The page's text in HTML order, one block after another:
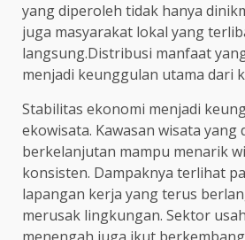
yang diperoleh tidak hanya
juga masyarakat lokal yang
langsung.Distribusi manfaat
menjadi keunggulan utama dari
Stabilitas ekonomi menjadi
ekowisata. Kawasan wisata yang
berkelanjutan mampu menarik
konsisten. Dampaknya terlihat
lapangan kerja yang terus
merusak lingkungan. Sektor